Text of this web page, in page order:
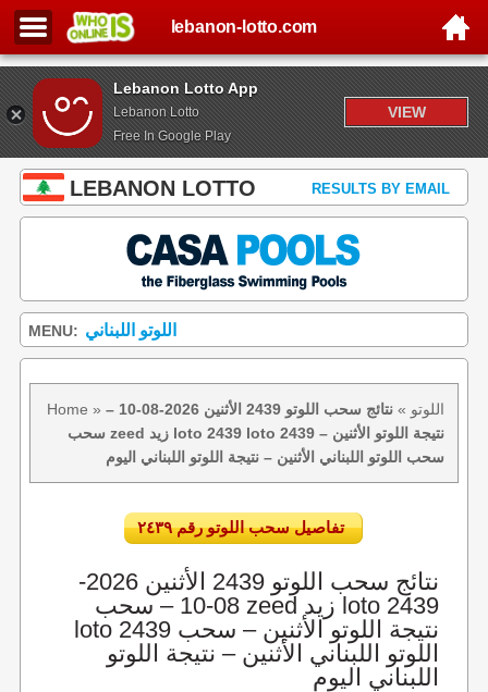
Lebanon Lotto App
Lebanon Lotto
Free In Google Play
VIEW
lebanon-lotto.com
LEBANON LOTTO RESULTS BY EMAIL
MENU: اللوتو اللبناني
Home » اللوتو »
نتائج سحب اللوتو 2439 الأثنين 2026-08-10 –
سحب zeed زيد loto 2439 loto 2439 نتيجة اللوتو الأثنين –
سحب اللوتو اللبناني الأثنين – نتيجة اللوتو اللبناني اليوم
تفاصيل سحب اللوتو رقم ٢٤٣٩
نتائج سحب اللوتو 2439 الأثنين 2026-
08-10 – سحب zeed زيد loto 2439
loto 2439 نتيجة اللوتو الأثنين – سحب
اللوتو اللبناني الأثنين – نتيجة اللوتو
اللبناني اليوم